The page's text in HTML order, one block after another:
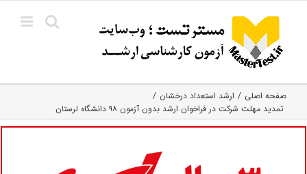
content
صفحه اصلی
ارشد استعداد درخشان
تمدید مهلت شرکت در فراخوان ارشد بدون آزمون ۹۸ دانشگاه لرستان